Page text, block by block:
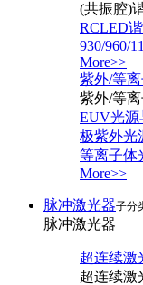
(共振腔)
RCLED
930/960/
More>>
紫外/等
紫外/等
EUV光源
极紫外光
等离子体
More>>
脉冲激光器子分
脉冲激光器
超连续激
超连续激